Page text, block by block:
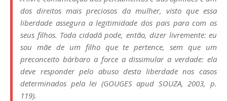
dos direitos mais preciosos da mulher, visto que essa
liberdade assegura a legitimidade dos pais para com os
seus filhos. Toda cidadã pode, então, dizer livremente: eu
sou mãe de um filho que te pertence, sem que um
preconceito bárbaro a force a dissimular a verdade: ela
deve responder pelo abuso desta liberdade nos casos
determinados pela lei (GOUGESapud SOUZA, 2003, p.
119).